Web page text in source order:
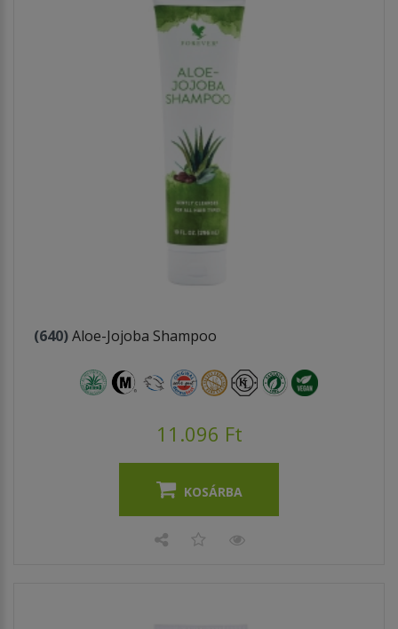
(640)Aloe-Jojoba Shampoo
11.096 Ft
KOSÁRBA